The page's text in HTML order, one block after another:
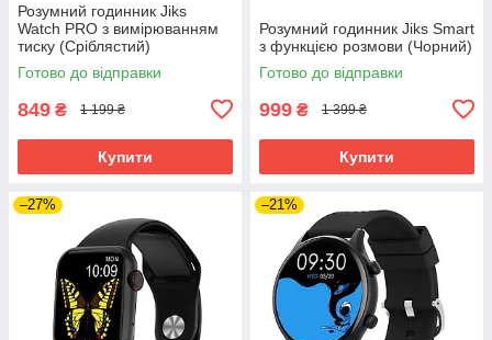
Розумний годинник Jiks
Watch PRO з вимірюванням
тиску (Сріблястий)
Готово до відправки
849 ₴ 1 199 ₴
Купити
Розумний годинник Jiks Smart
з функцією розмови (Чорний)
Готово до відправки
999 ₴ 1 399 ₴
Купити
–27% –21%